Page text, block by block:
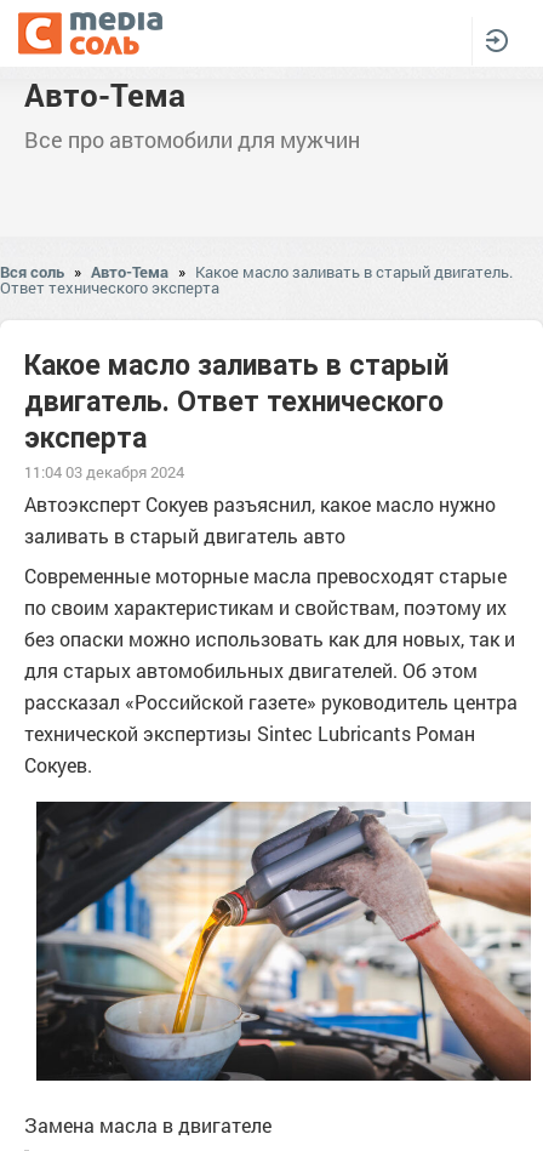
Авто-Тема
Все про автомобили для мужчин
Вся соль » Авто-Тема » Какое масло заливать в старый двигатель.
Ответ технического эксперта
Какое масло заливать в старый
двигатель. Ответ технического
эксперта
11:04 03 декабря 2024
Автоэксперт Сокуев разъяснил, какое масло нужно
заливать в старый двигатель авто
Современные моторные масла превосходят старые
по своим характеристикам и свойствам, поэтому их
без опаски можно использовать как для новых, так и
для старых автомобильных двигателей. Об этом
рассказал «Российской газете» руководитель центра
технической экспертизы Sintec Lubricants Роман
Сокуев.
Замена масла в двигателе